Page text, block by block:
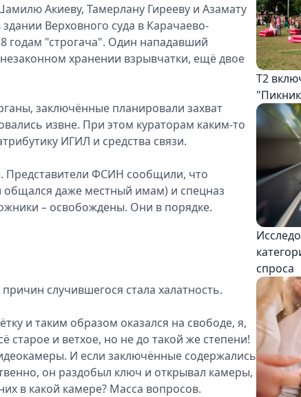
Акиеву, Тамерлану Гирееву и Азамату
Верховного суда в Карачаево-
годам "строгача". Один нападавший
хранении взрывчатки, ещё двое
заключённые планировали захват
извне. При этом кураторам каким-то
ИГИЛ и средства связи.
Представители ФСИН сообщили, что
даже местный имам) и спецназ
– освобождены. Они в порядке.
случившегося стала халатность.
и таким образом оказался на свободе, я,
и ветхое, но не до такой же степени!
И если заключённые содержались
он раздобыл ключ и открывал камеры,
в какой камере? Масса вопросов.
Т2
спроса